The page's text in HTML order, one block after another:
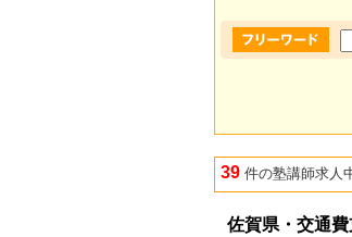
39 件の塾講師求
佐賀県・交通